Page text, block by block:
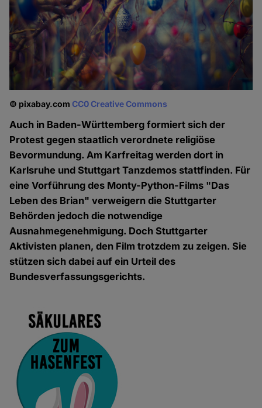
© pixabay.comCC0 Creative Commons
Auch in Baden-Württemberg formiert sich der
Protest gegen staatlich verordnete religiöse
Bevormundung. Am Karfreitag werden dort in
Karlsruhe und Stuttgart Tanzdemos stattfinden. Für
eine Vorführung des Monty-Python-Films "Das
Leben des Brian" verweigern die Stuttgarter
Behörden jedoch die notwendige
Ausnahmegenehmigung. Doch Stuttgarter
Aktivisten planen, den Film trotzdem zu zeigen. Sie
stützen sich dabei auf ein Urteil des
Bundesverfassungsgerichts.